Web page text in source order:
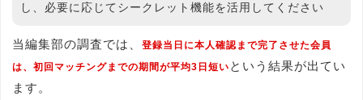
し、必要に応じてシークレット機能を活用してください
当編集部の調査では、
登録当日に本人確認まで完了させた会員
は、初回マッチングまでの期間が平均3日短い という結果が出てい
ます。